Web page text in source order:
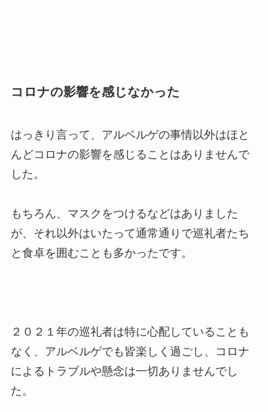
コロナの影響を感じなかった
はっきり言って、アルベルゲの事情以外はほと
んどコロナの影響を感じることはありませんで
した。
もちろん、マスクをつけるなどはありました
が、それ以外はいたって通常通りで巡礼者たち
と食卓を囲むことも多かったです。
２０２１年の巡礼者は特に心配していることも
なく、アルベルゲでも皆楽しく過ごし、コロナ
によるトラブルや懸念は一切ありませんでし
た。